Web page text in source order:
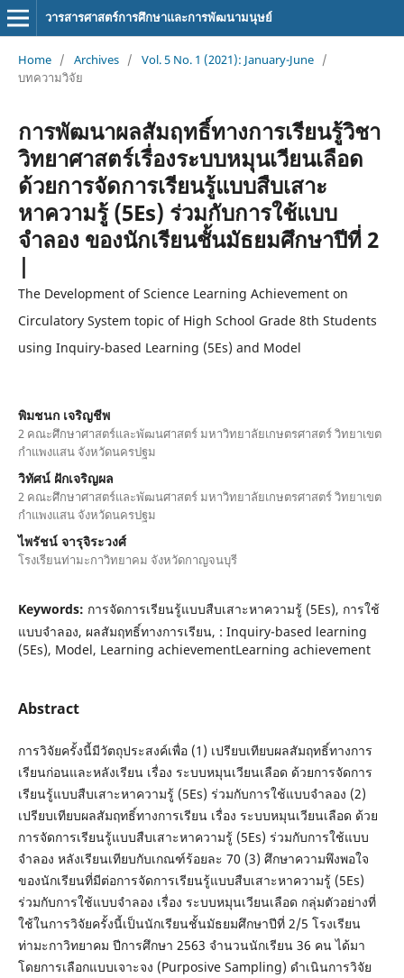
วารสารศาสตร์การศึกษาและการพัฒนามนุษย์
Home / Archives / Vol. 5 No. 1 (2021): January-June /
บทความวิจัย
การพัฒนาผลสัมฤทธิ์ทางการเรียนรู้วิชา
วิทยาศาสตร์เรื่องระบบหมุนเวียนเลือด
ด้วยการจัดการเรียนรู้แบบสืบเสาะ
หาความรู้ (5Es) ร่วมกับการใช้แบบ
จำลอง ของนักเรียนชั้นมัธยมศึกษาปีที่ 2
|
The Development of Science Learning Achievement on
Circulatory System topic of High School Grade 8th Students
using Inquiry-based Learning (5Es) and Model
พิมชนก เจริญชีพ
2 คณะศึกษาศาสตร์และพัฒนศาสตร์ มหาวิทยาลัยเกษตรศาสตร์ วิทยาเขต
กำแพงแสน จังหวัดนครปฐม
วิทัศน์ ฝักเจริญผล
2 คณะศึกษาศาสตร์และพัฒนศาสตร์ มหาวิทยาลัยเกษตรศาสตร์ วิทยาเขต
กำแพงแสน จังหวัดนครปฐม
ไพรัชน์ จารุจิระวงศ์
โรงเรียนท่ามะกาวิทยาคม จังหวัดกาญจนบุรี
Keywords: การจัดการเรียนรู้แบบสืบเสาะหาความรู้ (5Es), การใช้
แบบจำลอง, ผลสัมฤทธิ์ทางการเรียน, : Inquiry-based learning
(5Es), Model, Learning achievementLearning achievement
Abstract
การวิจัยครั้งนี้มีวัตถุประสงค์เพื่อ (1) เปรียบเทียบผลสัมฤทธิ์ทางการ
เรียนก่อนและหลังเรียน เรื่อง ระบบหมุนเวียนเลือด ด้วยการจัดการ
เรียนรู้แบบสืบเสาะหาความรู้ (5Es) ร่วมกับการใช้แบบจำลอง (2)
เปรียบเทียบผลสัมฤทธิ์ทางการเรียน เรื่อง ระบบหมุนเวียนเลือด ด้วย
การจัดการเรียนรู้แบบสืบเสาะหาความรู้ (5Es) ร่วมกับการใช้แบบ
จำลอง หลังเรียนเทียบกับเกณฑ์ร้อยละ 70 (3) ศึกษาความพึงพอใจ
ของนักเรียนที่มีต่อการจัดการเรียนรู้แบบสืบเสาะหาความรู้ (5Es)
ร่วมกับการใช้แบบจำลอง เรื่อง ระบบหมุนเวียนเลือด กลุ่มตัวอย่างที่
ใช้ในการวิจัยครั้งนี้เป็นนักเรียนชั้นมัธยมศึกษาปีที่ 2/5 โรงเรียน
ท่ามะกาวิทยาคม ปีการศึกษา 2563 จำนวนนักเรียน 36 คน ได้มา
โดยการเลือกแบบเจาะจง (Purposive Sampling) ดำเนินการวิจัย